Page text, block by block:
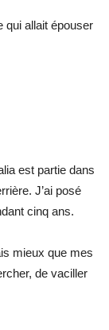
qui allait épouser
est partie dans
J’ai posé
cinq ans.
mieux que mes
de vaciller